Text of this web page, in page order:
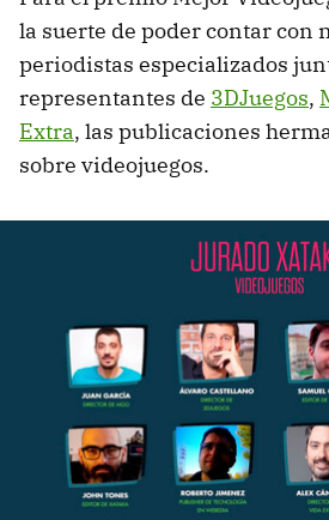
la suerte de poder contar con
periodistas especializados
representantes de 3DJuegos,
Extra, las publicaciones
sobre videojuegos.